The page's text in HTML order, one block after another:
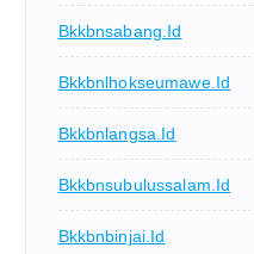
Bkkbnsabang.id
Bkkbnlhokseumawe.id
Bkkbnlangsa.id
Bkkbnsubulussalam.id
Bkkbnbinjai.id